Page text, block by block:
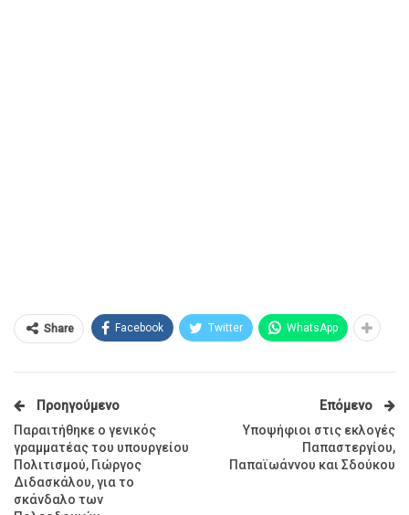
Share Facebook Twitter WhatsApp
Προηγούμενο
Παραιτήθηκε ο γενικός
γραμματέας του υπουργείου
Πολιτισμού, Γιώργος
Διδασκάλου, για το
σκάνδαλο των
Επόμενο
Υποψήφιοι στις εκλογές
Παπαστεργίου,
Παπαϊωάννου και Σδούκου